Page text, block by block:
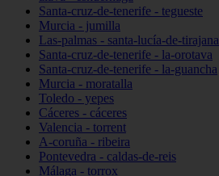
Santa-cruz-de-tenerife - tegueste
Murcia - jumilla
Las-palmas - santa-lucía-de-tirajana
Santa-cruz-de-tenerife - la-orotava
Santa-cruz-de-tenerife - la-guancha
Murcia - moratalla
Toledo - yepes
Cáceres - cáceres
Valencia - torrent
A-coruña - ribeira
Pontevedra - caldas-de-reis
Málaga - torrox